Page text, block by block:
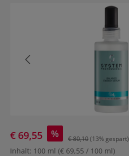
€ 69,55 % € 80,10(13% gespart)
Inhalt: 100 ml (€ 69,55 / 100 ml)